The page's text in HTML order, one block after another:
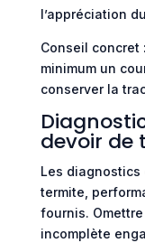
l’appréciation
Conseil concret
minimum un
conserver la
devoir de
Les diagnostics
termite,
fournis.
incomplète